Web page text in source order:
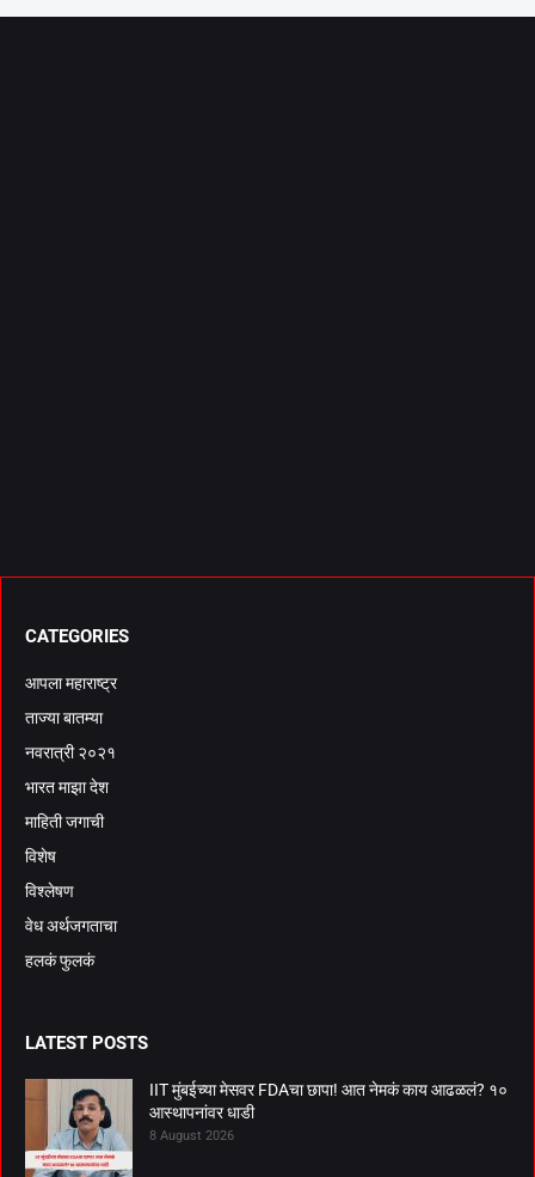
CATEGORIES
आपला महाराष्ट्र
ताज्या बातम्या
नवरात्री २०२१
भारत माझा देश
माहिती जगाची
विशेष
विश्लेषण
वेध अर्थजगताचा
हलकं फुलकं
LATEST POSTS
IIT मुंबईच्या मेसवर FDAचा छापा! आत नेमकं काय आढळलं? १०
आस्थापनांवर धाडी
8 August 2026